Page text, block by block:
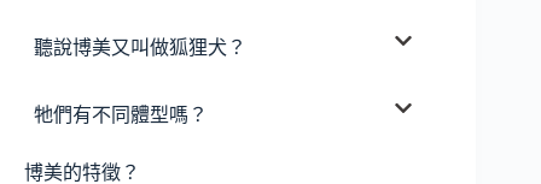
聽說博美又叫做狐狸犬？
牠們有不同體型嗎？
博美的特徵？